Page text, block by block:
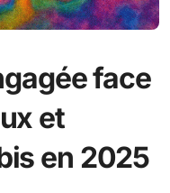
face
et
en 2025